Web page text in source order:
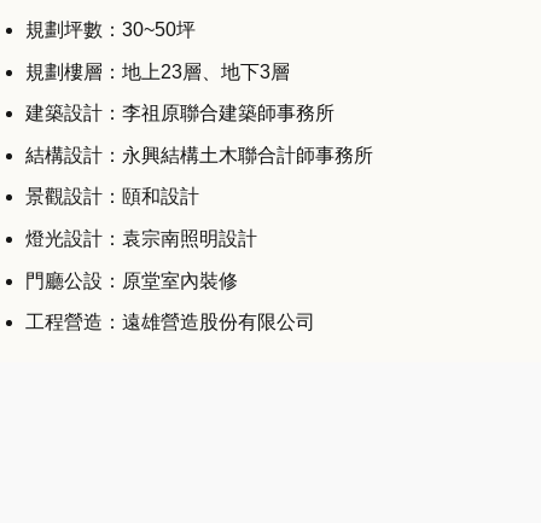
規劃坪數：30~50坪
規劃樓層：地上23層、地下3層
建築設計：李祖原聯合建築師事務所
結構設計：永興結構土木聯合計師事務所
景觀設計：頤和設計
燈光設計：袁宗南照明設計
門廳公設：原堂室內裝修
工程營造：遠雄營造股份有限公司